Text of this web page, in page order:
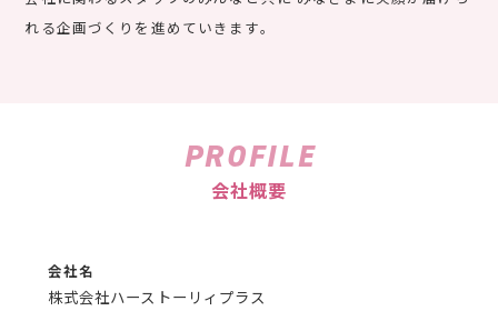
れる企画づくりを進めていきます。
PROFILE
会社概要
会社名
株式会社ハーストーリィプラス